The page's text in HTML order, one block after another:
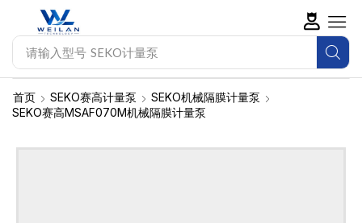
请输入型号 SEKO计量泵
首页 SEKO赛高计量泵
SEKO机械隔膜计量泵
SEKO赛高MSAF070M机械隔膜计量泵